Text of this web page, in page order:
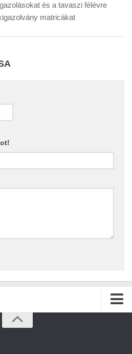
és a tavaszi félévre
matricákat